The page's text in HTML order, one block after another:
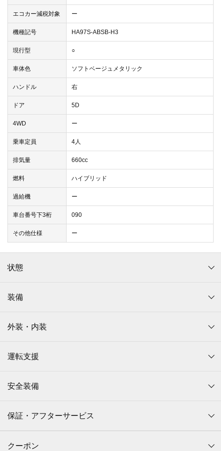
エコカー減税対象 ー
機種記号 HA97S-ABSB-H3
現行型 ○
車体色 ソフトベージュメタリック
ハンドル 右
ドア 5D
4WD ー
乗車定員 4人
排気量 660cc
燃料 ハイブリッド
過給機 ー
車台番号下3桁 090
その他仕様 ー
状態
装備
外装・内装
運転支援
安全装備
保証・アフターサービス
クーポン